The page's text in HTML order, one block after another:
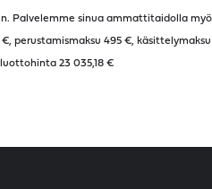
sinua ammattitaidolla
€, perustamismaksu 495 €,
luottohinta 23 035,18 €